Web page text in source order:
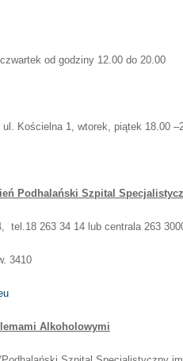
od godziny 12.00 do 20.00
Kościelna 1, wtorek, piątek 18.00
Podhalański Szpital
tel.18 263 34 14 lub centrala 263
3410
Alkoholowymi